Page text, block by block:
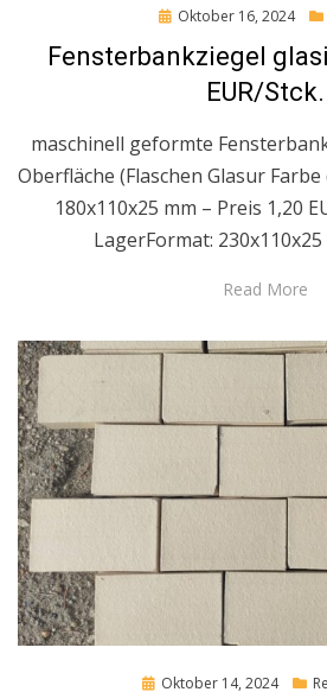
Posted
Oktober 16, 2024
Fensterbankziegel
EUR/Stck.
maschinell geformte
Oberfläche (Flaschen Glasur
180x110x25 mm – Preis 1,20
LagerFormat:
Read More
Posted
Oktober 14, 2024